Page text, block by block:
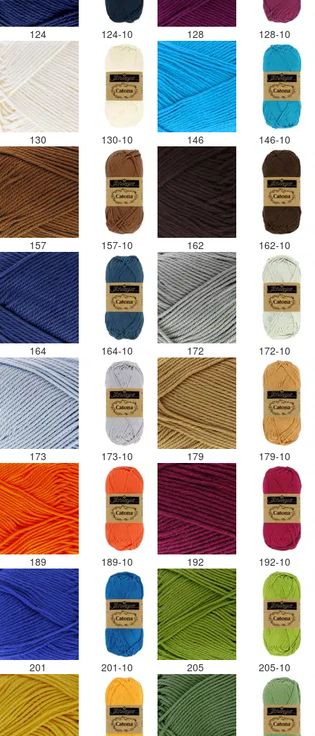
124 124-10 128 128-10
130 130-10 146 146-10
157 157-10 162 162-10
164 164-10 172 172-10
173 173-10 179 179-10
189 189-10 192 192-10
201 201-10 205 205-10